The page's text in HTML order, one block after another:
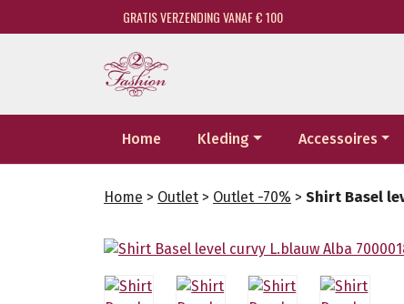
GRATIS VERZENDING VANAF € 100
Home Kleding Accessoires
Home > Outlet > Outlet -70% > Shirt Basel